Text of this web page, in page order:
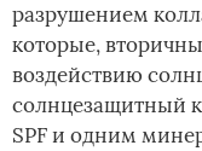
разрушением
которые,
воздействию
солнцезащитный
SPF и одним